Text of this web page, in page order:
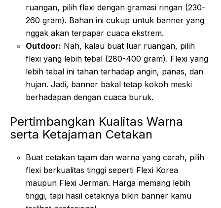
ruangan, pilih flexi dengan gramasi ringan (230-
260 gram). Bahan ini cukup untuk banner yang
nggak akan terpapar cuaca ekstrem.
Outdoor: Nah, kalau buat luar ruangan, pilih
flexi yang lebih tebal (280-400 gram). Flexi yang
lebih tebal ini tahan terhadap angin, panas, dan
hujan. Jadi, banner bakal tetap kokoh meski
berhadapan dengan cuaca buruk.
Pertimbangkan Kualitas Warna
serta Ketajaman Cetakan
Buat cetakan tajam dan warna yang cerah, pilih
flexi berkualitas tinggi seperti Flexi Korea
maupun Flexi Jerman. Harga memang lebih
tinggi, tapi hasil cetaknya bikin banner kamu